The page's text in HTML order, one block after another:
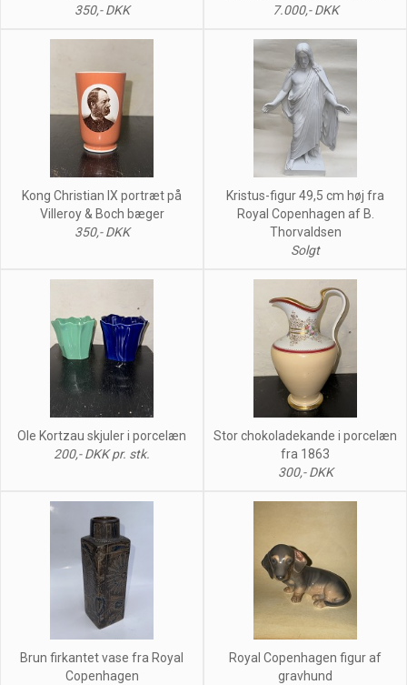
350,- DKK
7.000,- DKK
Kong Christian IX portræt på
Villeroy & Boch bæger
350,- DKK
Kristus-figur 49,5 cm høj fra
Royal Copenhagen af B.
Thorvaldsen
Solgt
Ole Kortzau skjuler i porcelæn
200,- DKK pr. stk.
Stor chokoladekande i porcelæn
fra 1863
300,- DKK
Brun firkantet vase fra Royal
Copenhagen
Royal Copenhagen figur af
gravhund